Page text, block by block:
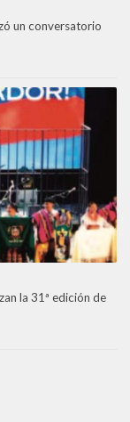
un conversatorio
la 31ª edición de